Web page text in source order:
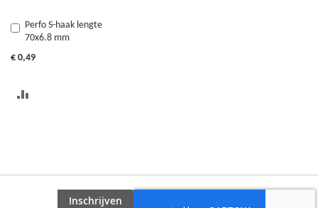
Perfo S-haak lengte
70x6.8 mm
€ 0,49
In
Winkelwagen
Inschrijven